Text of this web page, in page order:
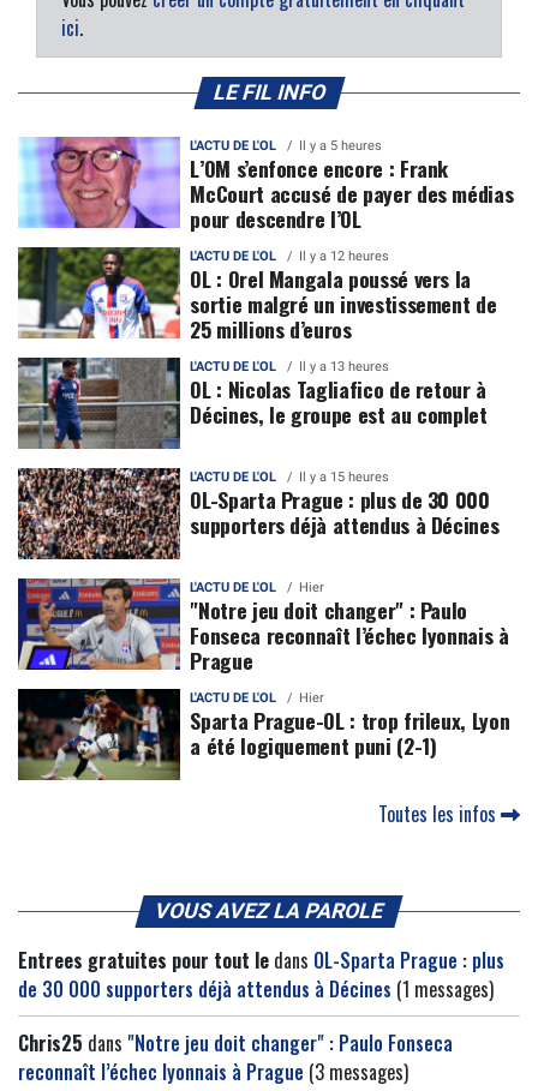
ici.
LE FIL INFO
L'ACTU DE L'OL Il y a 5 heures
L’OM s’enfonce encore : Frank
McCourt accusé de payer des médias
pour descendre l’OL
L'ACTU DE L'OL Il y a 12 heures
OL : Orel Mangala poussé vers la
sortie malgré un investissement de
25 millions d’euros
L'ACTU DE L'OL Il y a 13 heures
OL : Nicolas Tagliafico de retour à
Décines, le groupe est au complet
L'ACTU DE L'OL Il y a 15 heures
OL-Sparta Prague : plus de 30 000
supporters déjà attendus à Décines
L'ACTU DE L'OL Hier
"Notre jeu doit changer" : Paulo
Fonseca reconnaît l’échec lyonnais à
Prague
L'ACTU DE L'OL Hier
Sparta Prague-OL : trop frileux, Lyon
a été logiquement puni (2-1)
Toutes les infos
VOUS AVEZ LA PAROLE
Entrees gratuites pour tout le dans OL-Sparta Prague : plus
de 30 000 supporters déjà attendus à Décines (1 messages)
Chris25 dans "Notre jeu doit changer" : Paulo Fonseca
reconnaît l’échec lyonnais à Prague (3 messages)